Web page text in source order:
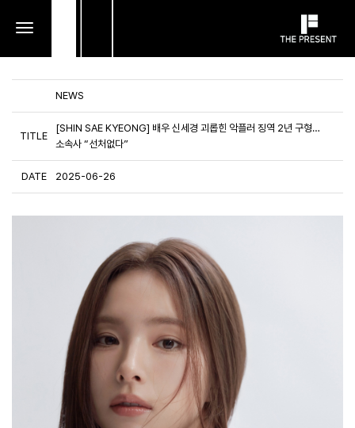
toggle
NEWS
TITLE
[SHIN SAE KYEONG] 배우 신세경 괴롭힌 악플러 징역 2년 구형…
소속사 “선처없다”
DATE 2025-06-26